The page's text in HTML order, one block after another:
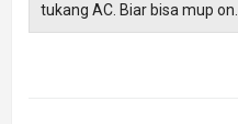
tukang AC. Biar bisa mup on.